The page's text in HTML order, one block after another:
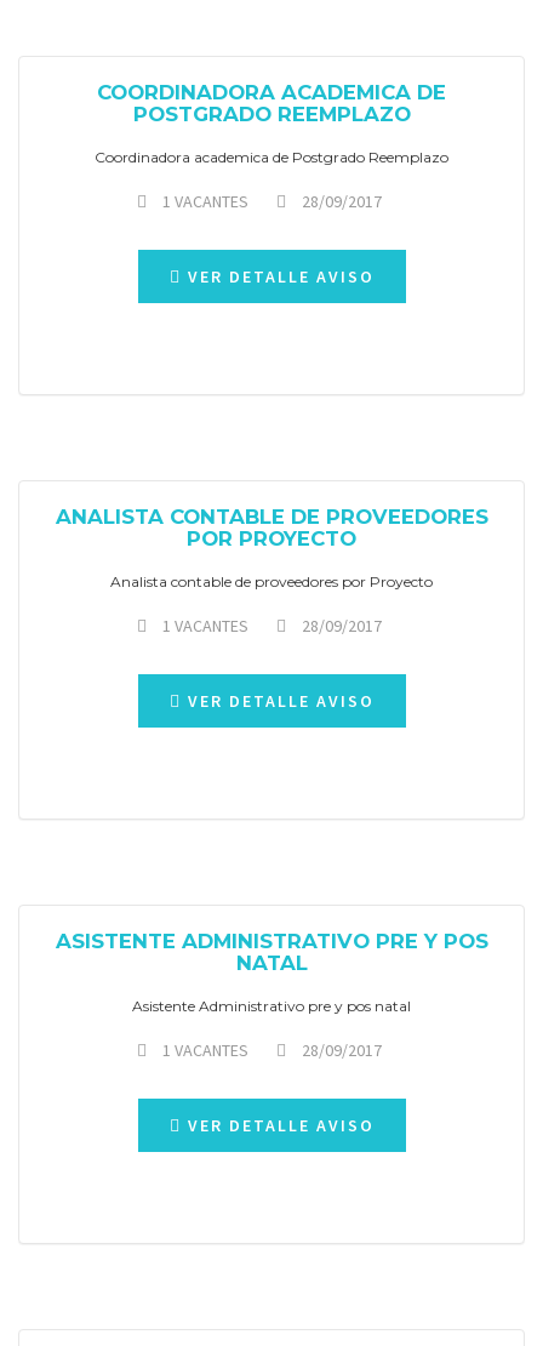
COORDINADORA ACADEMICA DE
POSTGRADO REEMPLAZO
Coordinadora academica de Postgrado Reemplazo
1 VACANTES 28/09/2017
VER DETALLE AVISO
ANALISTA CONTABLE DE PROVEEDORES
POR PROYECTO
Analista contable de proveedores por Proyecto
1 VACANTES 28/09/2017
VER DETALLE AVISO
ASISTENTE ADMINISTRATIVO PRE Y POS
NATAL
Asistente Administrativo pre y pos natal
1 VACANTES 28/09/2017
VER DETALLE AVISO